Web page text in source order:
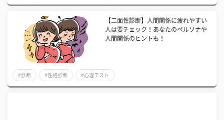
【二面性診断】人間関係に疲れやすい
人は要チェック！あなたのペルソナや
人間関係のヒントも！
#診断 #性格診断 #心理テスト